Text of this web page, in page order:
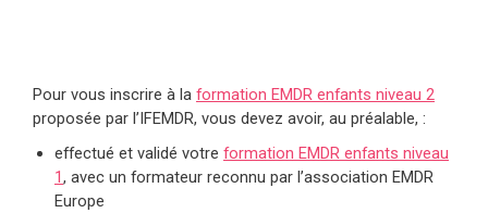
Pour vous inscrire à la formation EMDR enfants niveau 2
proposée par l’IFEMDR, vous devez avoir, au préalable, :
effectué et validé votre formation EMDR enfants niveau
1, avec un formateur reconnu par l’association EMDR
Europe